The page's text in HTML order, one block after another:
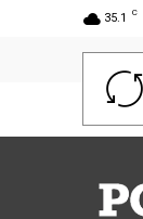
35.1 C